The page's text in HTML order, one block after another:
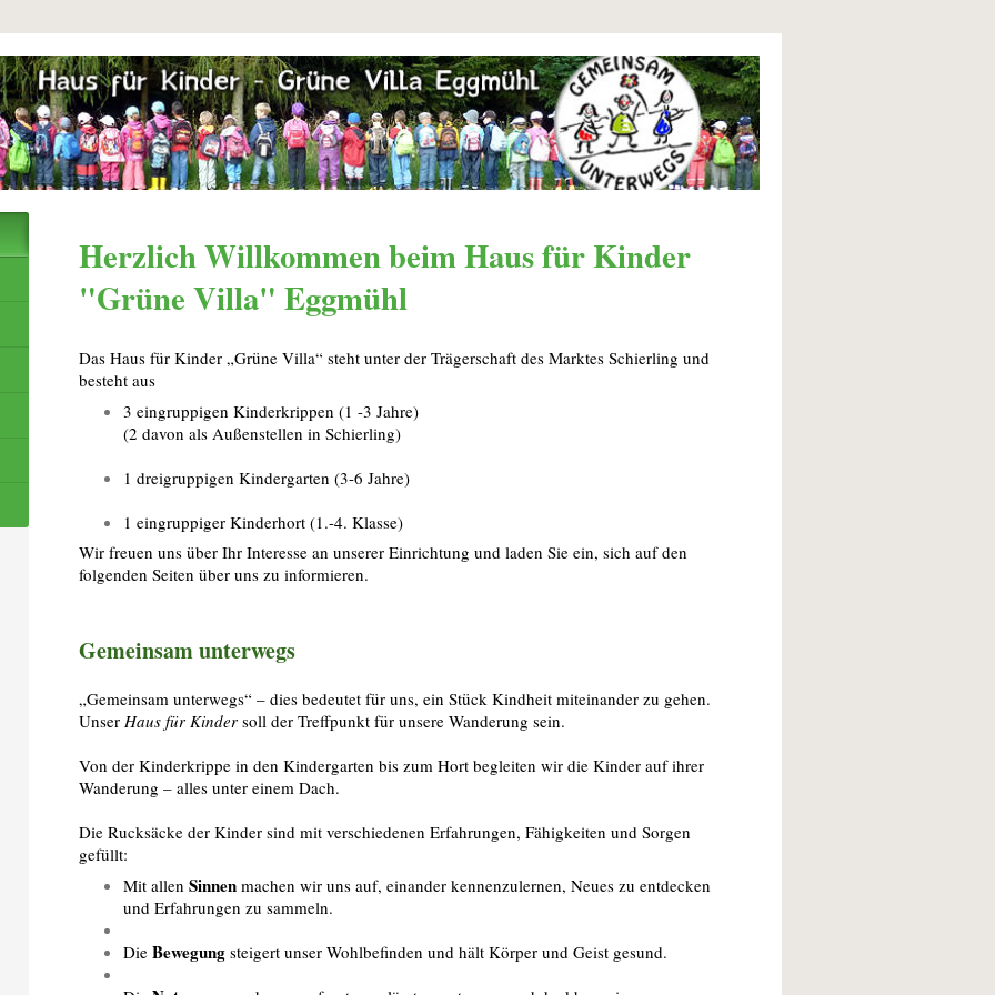
Herzlich Willkommen beim Haus für Kinder
"Grüne Villa" Eggmühl
Das Haus für Kinder „Grüne Villa“ steht unter der Trägerschaft des Marktes Schierling und
besteht aus
3 eingruppigen Kinderkrippen (1 -3 Jahre)
(2 davon als Außenstellen in Schierling)
1 dreigruppigen Kindergarten (3-6 Jahre)
1 eingruppiger Kinderhort (1.-4. Klasse)
Wir freuen uns über Ihr Interesse an unserer Einrichtung und laden Sie ein, sich auf den
folgenden Seiten über uns zu informieren.
Gemeinsam unterwegs
„Gemeinsam unterwegs“ – dies bedeutet für uns, ein Stück Kindheit miteinander zu gehen.
UnserHaus für Kinder soll der Treffpunkt für unsere Wanderung sein.
Von der Kinderkrippe in den Kindergarten bis zum Hort begleiten wir die Kinder auf ihrer
Wanderung – alles unter einem Dach.
Die Rucksäcke der Kinder sind mit verschiedenen Erfahrungen, Fähigkeiten und Sorgen
gefüllt:
Mit allenSinnen machen wir uns auf, einander kennenzulernen, Neues zu entdecken
und Erfahrungen zu sammeln.
DieBewegung steigert unser Wohlbefinden und hält Körper und Geist gesund.